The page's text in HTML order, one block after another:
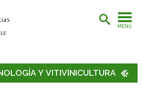
MENÚ
Y VITIVINICULTURA